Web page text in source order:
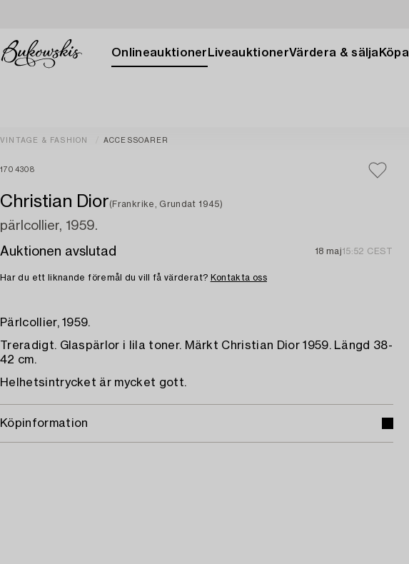
Onlineauktioner LiveauktionerVärdera & sälja Köpa
VINTAGE & FASHION ACCESSOARER
1704308
Christian Dior(Frankrike, Grundat 1945)
pärlcollier, 1959.
Auktionen avslutad
18 maj15:52 CEST
Har du ett liknande föremål du vill få värderat? Kontakta oss
Pärlcollier, 1959.
Treradigt. Glaspärlor i lila toner. Märkt Christian Dior 1959. Längd 38-
42 cm.
Helhetsintrycket är mycket gott.
Köpinformation